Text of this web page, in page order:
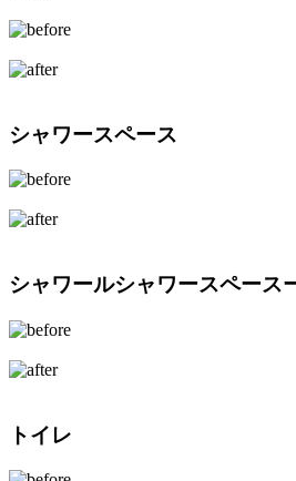
シャワースペース
シャワールシャワースペース
トイレ